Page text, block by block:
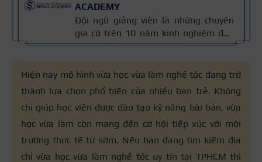
ACADEMY
Đội ngũ giảng viên là những chuyên
gia có trên 10 năm kinh nghiệm đào
tạo nghề và kiến thức thẩm mỹ
nối mi, trang điểm, tóc. Nội dung bài
viết được xây dựng dựa trên giáo trình
đào tạo và kinh nghiệm giảng dạy
thực tế, đồng thời được cập nhật
thường xuyên để đảm bảo tính chính
xác.
Hiện nay mô hình vừa học vừa làm nghề tóc đang trở
thành lựa chọn phổ biến của nhiều bạn trẻ. Không
chỉ giúp học viên được đào tạo kỹ năng bài bản, vừa
học vừa làm còn mang đến cơ hội tiếp xúc với môi
trường thực tế từ sớm. Nếu bạn đang tìm kiếm địa
chỉ vừa học vừa làm nghề tóc uy tín tại TPHCM thì